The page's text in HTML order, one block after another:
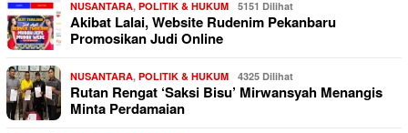
NUSANTARA, POLITIK & HUKUM 5151 Dilihat
Akibat Lalai, Website Rudenim Pekanbaru
Promosikan Judi Online
NUSANTARA, POLITIK & HUKUM 4325 Dilihat
Rutan Rengat ‘Saksi Bisu’ Mirwansyah Menangis
Minta Perdamaian